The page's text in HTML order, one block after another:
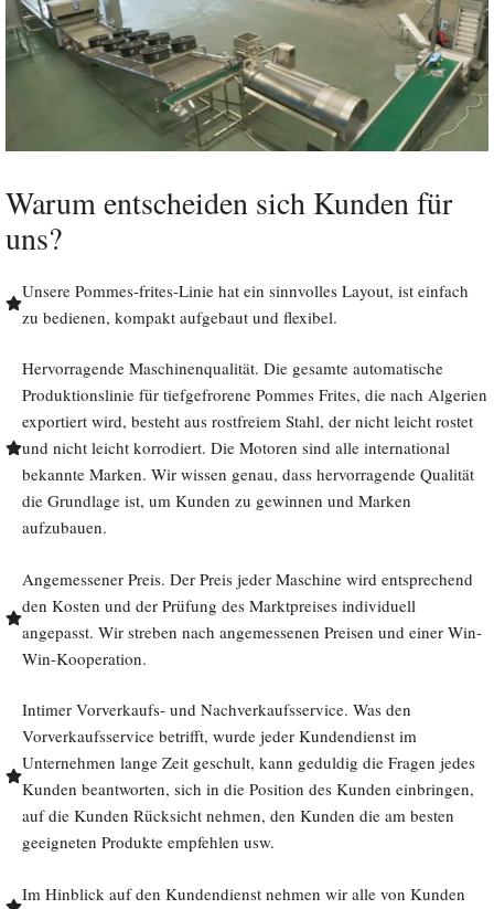
Warum entscheiden sich Kunden für
uns?
Unsere Pommes-frites-Linie hat ein sinnvolles Layout, ist einfach
zu bedienen, kompakt aufgebaut und flexibel.
Hervorragende Maschinenqualität. Die gesamte automatische
Produktionslinie für tiefgefrorene Pommes Frites, die nach Algerien
exportiert wird, besteht aus rostfreiem Stahl, der nicht leicht rostet
und nicht leicht korrodiert. Die Motoren sind alle international
bekannte Marken. Wir wissen genau, dass hervorragende Qualität
die Grundlage ist, um Kunden zu gewinnen und Marken
aufzubauen.
Angemessener Preis. Der Preis jeder Maschine wird entsprechend
den Kosten und der Prüfung des Marktpreises individuell
angepasst. Wir streben nach angemessenen Preisen und einer Win-
Win-Kooperation.
Intimer Vorverkaufs- und Nachverkaufsservice. Was den
Vorverkaufsservice betrifft, wurde jeder Kundendienst im
Unternehmen lange Zeit geschult, kann geduldig die Fragen jedes
Kunden beantworten, sich in die Position des Kunden einbringen,
auf die Kunden Rücksicht nehmen, den Kunden die am besten
geeigneten Produkte empfehlen usw.
Im Hinblick auf den Kundendienst nehmen wir alle von Kunden